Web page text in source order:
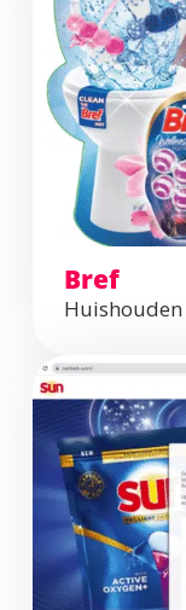
Bref
Huishouden